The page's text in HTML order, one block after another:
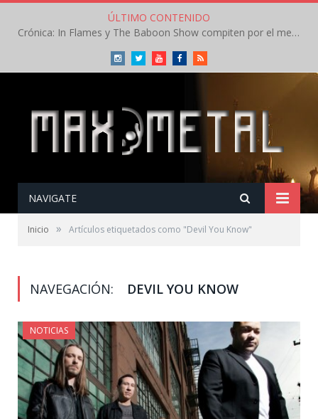
ÚLTIMO CONTENIDO
Crónica: In Flames y The Baboon Show compiten por el mejor concierto del día en el Leyendas del Rock – Viernes – Agosto 2026
InstagramTwitterYoutubeFacebookRSS
NAVIGATE
Inicio » Artículos etiquetados como "Devil You Know"
NAVEGACIÓN: DEVIL YOU KNOW
NOTICIAS